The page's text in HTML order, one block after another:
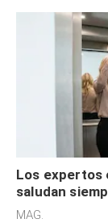
Los expertos
saludan
defensiva y
MAG.